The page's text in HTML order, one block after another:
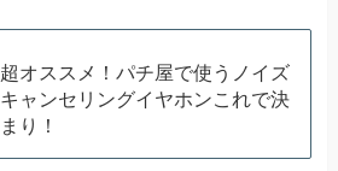
超オススメ！パチ屋で使うノイズ
キャンセリングイヤホンこれで決
まり！